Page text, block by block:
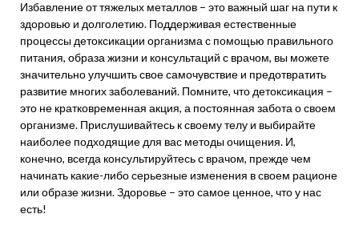
Избавление от тяжелых металлов – это важный шаг на пути к
здоровью и долголетию. Поддерживая естественные
процессы детоксикации организма с помощью правильного
питания, образа жизни и консультаций с врачом, вы можете
значительно улучшить свое самочувствие и предотвратить
развитие многих заболеваний. Помните, что детоксикация –
это не кратковременная акция, а постоянная забота о своем
организме. Прислушивайтесь к своему телу и выбирайте
наиболее подходящие для вас методы очищения. И,
конечно, всегда консультируйтесь с врачом, прежде чем
начинать какие-либо серьезные изменения в своем рационе
или образе жизни. Здоровье – это самое ценное, что у нас
есть!